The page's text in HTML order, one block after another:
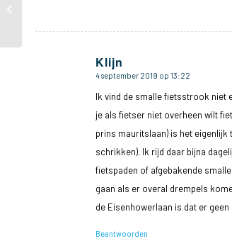
Klijn
zegt:
4 september 2019 op 13:22
Ik vind de smalle fietsstrook niet
je als fietser niet overheen wilt
prins mauritslaan) is het
schrikken). Ik rijd daar bijna
fietspaden of afgebakende
gaan als er overal drempels
de Eisenhowerlaan is dat er
Beantwoorden